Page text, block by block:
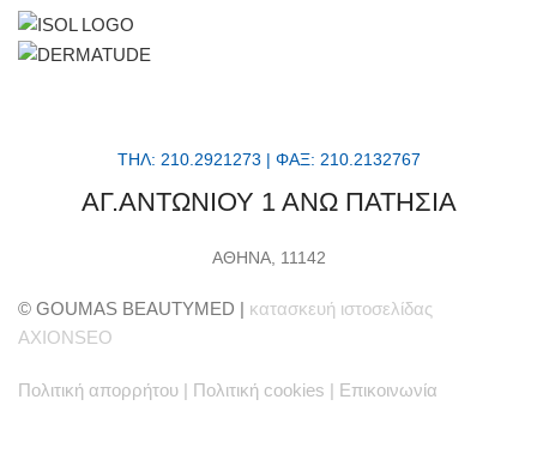
ΤΗΛ: 210.2921273 | ΦΑΞ: 210.2132767
ΑΓ.ΑΝΤΩΝΙΟΥ 1 ΑΝΩ ΠΑΤΗΣΙΑ
ΑΘΗΝΑ, 11142
© GOUMAS BEAUTYMED | κατασκευή ιστοσελίδας
AXIONSEO
Πολιτική απορρήτου | Πολιτική cookies | Επικοινωνία